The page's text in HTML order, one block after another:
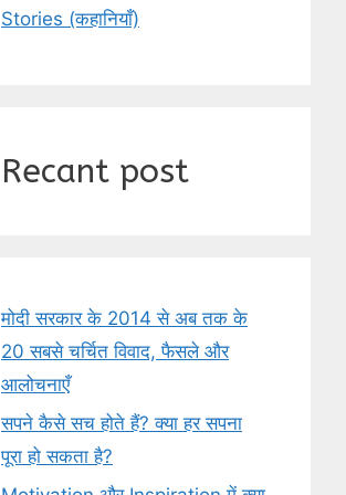
Stories (कहानियाँ)
Recant post
मोदी सरकार के 2014 से अब तक के
20 सबसे चर्चित विवाद, फैसले और
आलोचनाएँ
सपने कैसे सच होते हैं? क्या हर सपना
पूरा हो सकता है?